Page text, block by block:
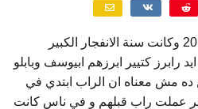
انتشر الراب في مصر من 2019 وكانت سنة الانفجار الكبير
رابرز كتيير ابرزهم ابيوسف وبابلو
مش معناه ان الراب ابتدي في
عملت راب قبلهم و في ناس كانت